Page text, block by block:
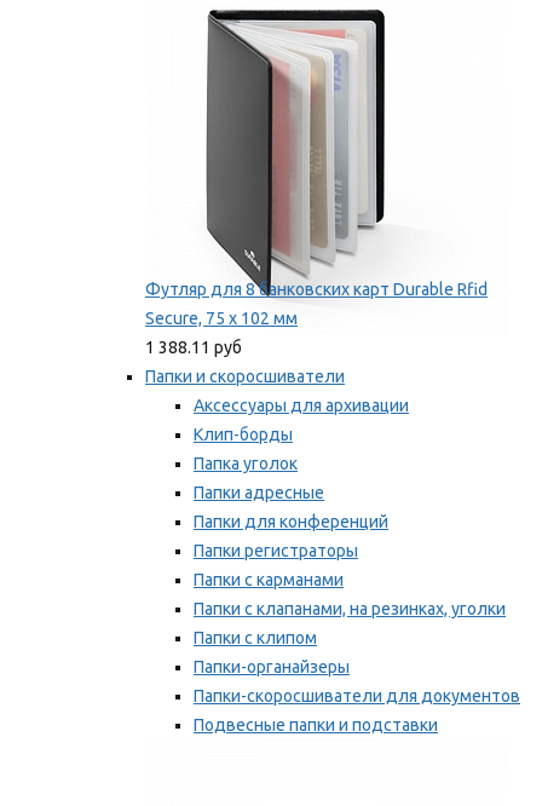
Мы рекомендуем
Футляр для 8 банковских карт Durable Rfid
Secure, 75 х 102 мм
1 388.11 руб
Папки и скоросшиватели
Аксессуары для архивации
Клип-борды
Папка уголок
Папки адресные
Папки для конференций
Папки регистраторы
Папки с карманами
Папки с клапанами, на резинках, уголки
Папки с клипом
Папки-органайзеры
Папки-скоросшиватели для документов
Подвесные папки и подставки